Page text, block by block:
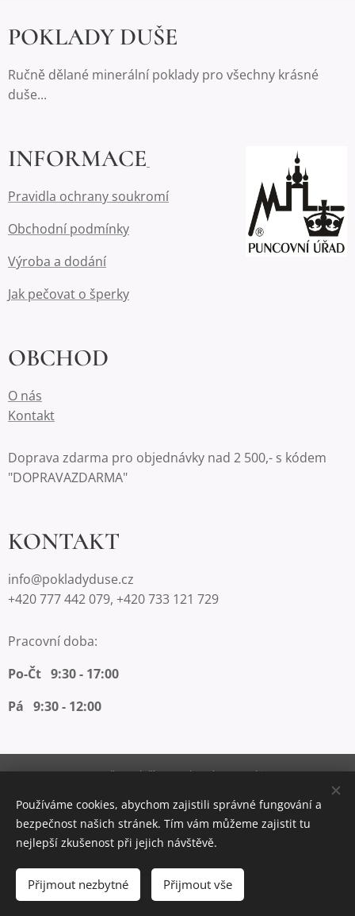
Do košíku
POKLADY DUŠE
Ručně dělané minerální poklady pro všechny krásné
duše...
INFORMACE
Pravidla ochrany soukromí
Obchodní podmínky
Výroba a dodání
Jak pečovat o šperky
OBCHOD
O nás
Kontakt
Doprava zdarma pro objednávky nad 2 500,- s kódem
"DOPRAVAZDARMA"
KONTAKT
info@pokladyduse.cz
+420 777 442 079, +420 733 121 729
Pracovní doba:
Po-Čt 9:30 - 17:00
Pá 9:30 - 12:00
Vytvořeno službouWebnode Cookies
Měna
CZK Kč
EUR €
Používáme cookies, abychom zajistili správné fungování a
bezpečnost našich stránek. Tím vám můžeme zajistit tu
nejlepší zkušenost při jejich návštěvě.
Přijmout nezbytné Přijmout vše